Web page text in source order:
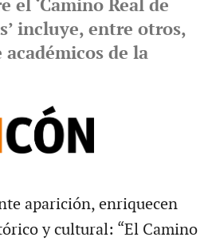
el ‘Camino Real de
incluye, entre otros,
académicos de la
aparición, enriquecen
y cultural: “El Camino